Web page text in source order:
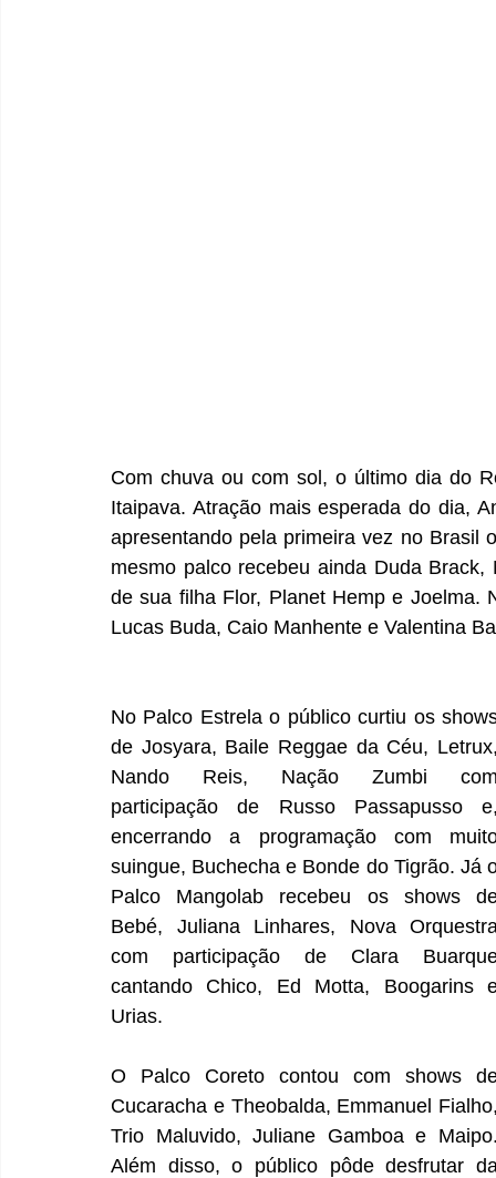
Com chuva ou com sol, o último dia do
Itaipava. Atração mais esperada do dia,
apresentando pela primeira vez no Brasil
mesmo palco recebeu ainda Duda Brack,
de sua filha Flor, Planet Hemp e Joelma.
Lucas Buda, Caio Manhente e Valentina
No Palco Estrela o público curtiu os
de Josyara, Baile Reggae da Céu,
Nando Reis, Nação Zumbi
participação de Russo Passapusso
encerrando a programação com
suingue, Buchecha e Bonde do Tigrão. Já
Palco Mangolab recebeu os shows
Bebé, Juliana Linhares, Nova
com participação de Clara
cantando Chico, Ed Motta, Boogarins
Urias.
O Palco Coreto contou com shows
Cucaracha e Theobalda, Emmanuel
Trio Maluvido, Juliane Gamboa e
Além disso, o público pôde desfrutar